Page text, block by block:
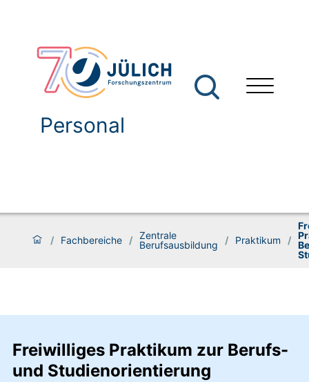
Personal
/ Fachbereiche / Zentrale
Berufsausbildung
/ Praktikum /
Freiwilliges Praktikum zur Berufs-
und Studienorientierung